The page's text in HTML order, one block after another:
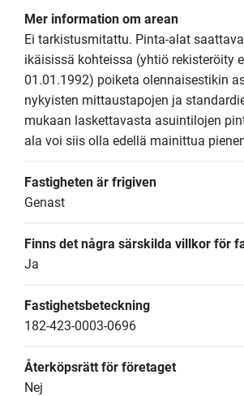
Mer information om arean
Ei tarkistusmitattu. Pinta-alat
ikäisissä kohteissa (yhtiö rekisteröity
01.01.1992) poiketa olennaisestikin
nykyisten mittaustapojen ja
mukaan laskettavasta asuintilojen
ala voi siis olla edellä mainittua
Fastigheten är frigiven
Genast
Finns det några särskilda villkor för
Ja
Fastighetsbeteckning
182-423-0003-0696
Återköpsrätt för företaget
Nej